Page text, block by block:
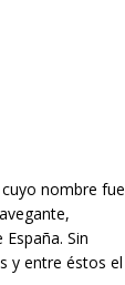
cuyo nombre fue
Sin
y entre éstos el